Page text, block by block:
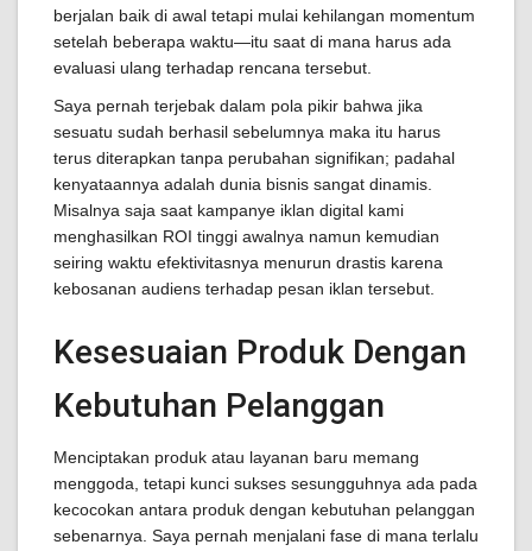
berjalan baik di awal tetapi mulai kehilangan momentum
setelah beberapa waktu—itu saat di mana harus ada
evaluasi ulang terhadap rencana tersebut.
Saya pernah terjebak dalam pola pikir bahwa jika
sesuatu sudah berhasil sebelumnya maka itu harus
terus diterapkan tanpa perubahan signifikan; padahal
kenyataannya adalah dunia bisnis sangat dinamis.
Misalnya saja saat kampanye iklan digital kami
menghasilkan ROI tinggi awalnya namun kemudian
seiring waktu efektivitasnya menurun drastis karena
kebosanan audiens terhadap pesan iklan tersebut.
Kesesuaian Produk Dengan
Kebutuhan Pelanggan
Menciptakan produk atau layanan baru memang
menggoda, tetapi kunci sukses sesungguhnya ada pada
kecocokan antara produk dengan kebutuhan pelanggan
sebenarnya. Saya pernah menjalani fase di mana terlalu